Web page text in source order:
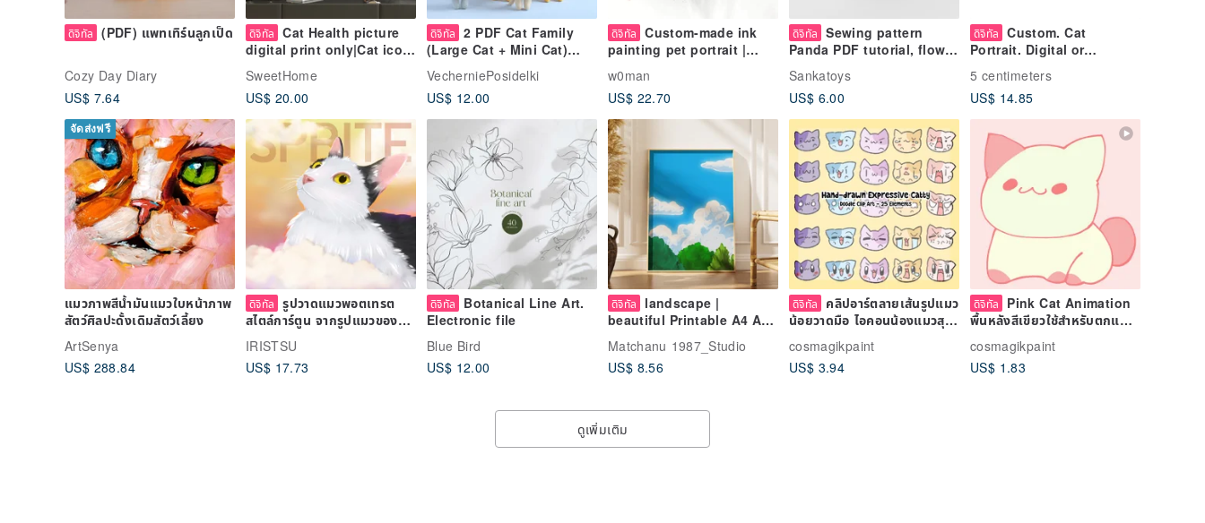
โปรดทราบว่าฉันไม่ยอมรับการคืนสินค้า การแลกเปลี่ยน หรือการยกเลิก แต่ถ้าคุณมีปัญหาใดๆ กับการสั่งซื้อ
ของคุณ โปรดติดต่อฉัน
ฉันขอขอบคุณที่คุณเยี่ยมชมร้านค้าของฉันและขอให้คุณมีวันที่ยอดเยี่ยม
ดิจิทัล (PDF) แพทเทิร์นลูกเป็ด
Cozy Day Diary
US$ 7.64
ดิจิทัล
Cat Health picture
digital print only|Cat icon
meditation, cat relax, zen
cat
SweetHome
US$ 20.00
ดิจิทัล
2 PDF Cat Family
(Large Cat + Mini Cat)
Sewing Patterns Bundle
VecherniePosidelki
US$ 12.00
ดิจิทัล
Custom-made ink
painting pet portrait |
w0man
US$ 22.70
ดิจิทัล
Sewing pattern
Panda PDF tutorial, flower
bear Digital Download
Sankatoys
US$ 6.00
ดิจิทัล
Custom. Cat
Portrait. Digital or
5 centimeters
US$ 14.85
จัดส่งฟรี
แมวภาพสีน้ำมันแมวใบหน้าภาพ
สัตว์ศิลปะดั้งเดิมสัตว์เลี้ยง
ArtSenya
US$ 288.84
ดิจิทัล
รูปวาดแมวพอตเทรต
สไตล์การ์ตูน จากรูปแมวของ
IRISTSU
US$ 17.73
ดิจิทัล
Botanical Line Art.
Electronic file
Blue Bird
US$ 12.00
ดิจิทัล
landscape |
beautiful Printable A4 A3
Matchanu 1987_Studio
US$ 8.56
ดิจิทัล
คลิปอาร์ตลายเส้นรูปแมว
น้อยวาดมือ ไอคอนน้องแมวสุด
cosmagikpaint
US$ 3.94
ดิจิทัล
Pink Cat Animation
พื้นหลังสีเขียวใช้สำหรับตกแต่ง
cosmagikpaint
US$ 1.83
ดูเพิ่มเติม